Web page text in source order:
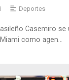
Deportes
Casemiro se
como agen...